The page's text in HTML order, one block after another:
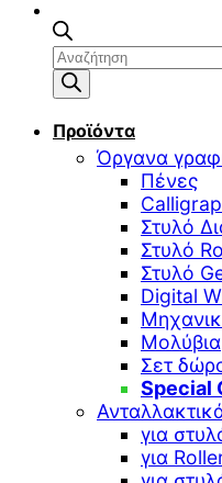
Αναζήτηση
προϊόντων
Προϊόντα
Όργανα
Πένες
Στυλό
Στυλό
Στυλό
Digital
Μολύβια
Σετ
Special
για
για